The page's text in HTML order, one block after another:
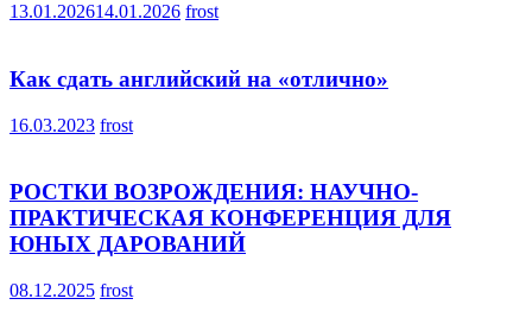
13.01.202614.01.2026 frost
Как сдать английский на «отлично»
16.03.2023 frost
РОСТКИ ВОЗРОЖДЕНИЯ: НАУЧНО-
ПРАКТИЧЕСКАЯ КОНФЕРЕНЦИЯ ДЛЯ
ЮНЫХ ДАРОВАНИЙ
08.12.2025 frost